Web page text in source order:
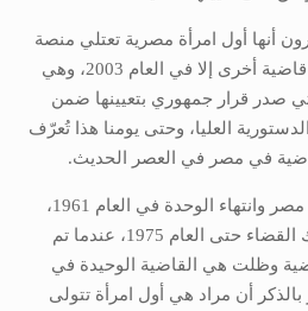
أنها أول امرأة مصرية تعتلي منصة
القضاء، لم تشهد مصر تعيين قاضية أخرى إلا في العام 2003، وهي
صدر قرار جمهوري بتعيينها ضمن
العليا، وحتى يومنا هذا تُعرّف
قاضية في مصر في العصر الحديث.
أما سوريا، فبعد انفصالها عن مصر وانتهاء الوحدة في العام 1961،
ظلت النساء بعيدات عن سلك القضاء حتى العام 1975، عندما تم
وظلت هي القاضية الوحيدة في
العام 1979. وجدير بالذكر أن مراد هي أول امرأة تتولى